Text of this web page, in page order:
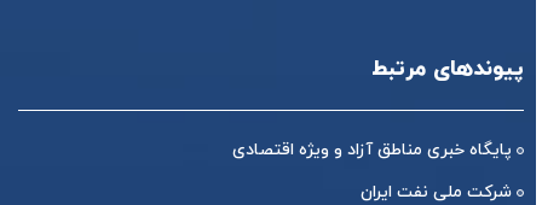
پیوندهای مرتبط
پایگاه خبری مناطق آزاد و ویژه اقتصادی
شرکت ملی نفت ایران